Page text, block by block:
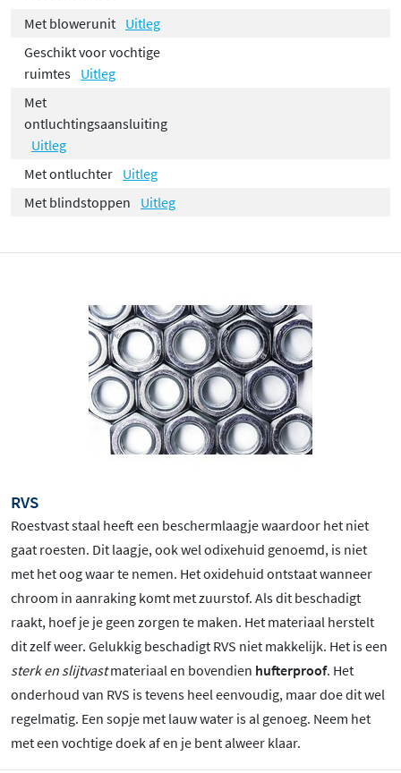
Met blowerunit Uitleg
Geschikt voor vochtige
ruimtes Uitleg
Met
ontluchtingsaansluiting
Uitleg
Met ontluchter Uitleg
Met blindstoppen
Uitleg
RVS
Roestvast staal heeft een beschermlaagje waardoor het niet
gaat roesten. Dit laagje, ook wel odixehuid genoemd, is niet
met het oog waar te nemen. Het oxidehuid ontstaat wanneer
chroom in aanraking komt met zuurstof. Als dit beschadigt
raakt, hoef je je geen zorgen te maken. Het materiaal herstelt
dit zelf weer. Gelukkig beschadigt RVS niet makkelijk. Het is een
sterk en slijtvastmateriaal en bovendien hufterproof. Het
onderhoud van RVS is tevens heel eenvoudig, maar doe dit wel
regelmatig. Een sopje met lauw water is al genoeg. Neem het
met een vochtige doek af en je bent alweer klaar.